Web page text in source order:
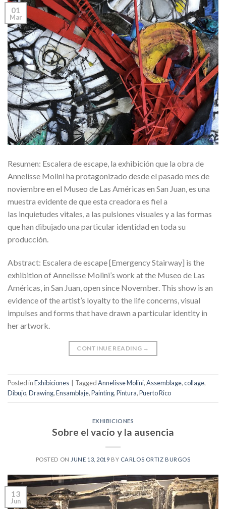
01
Mar
Resumen: Escalera de escape, la exhibición que la obra de
Annelisse Molini ha protagonizado desde el pasado mes de
noviembre en el Museo de Las Américas en San Juan, es una
muestra evidente de que esta creadora es fiel a
las inquietudes vitales, a las pulsiones visuales y a las formas
que han dibujado una particular identidad en toda su
producción.
Abstract: Escalera de escape [Emergency Stairway] is the
exhibition of Annelisse Molini’s work at the Museo de Las
Américas, in San Juan, open since November. This show is an
evidence of the artist’s loyalty to the life concerns, visual
impulses and forms that have drawn a particular identity in
her artwork.
CONTINUE READING →
Posted inExhibiciones TaggedAnnelisse Molini,Assemblage,collage,
Dibujo,Drawing,Ensamblaje,Painting,Pintura,Puerto Rico
EXHIBICIONES
Sobre el vacío y la ausencia
POSTED ON JUNE 13, 2019 BY CARLOS ORTIZ BURGOS
13
Jun